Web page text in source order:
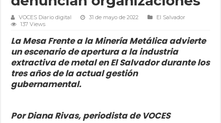
VOCES Diario digital 31 de mayo de 2022
El Salvador
137 Views
La Mesa Frente a la Minería Metálica advierte
un escenario de apertura a la industria
extractiva de metal en El Salvador durante los
tres años de la actual gestión
gubernamental.
Por Diana Rivas, periodista de VOCES